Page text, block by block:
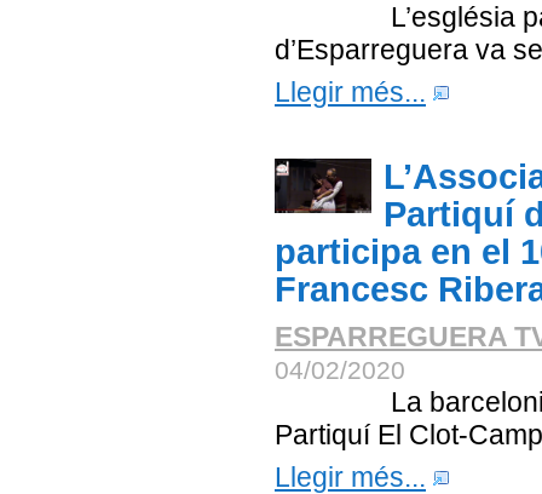
L’església
d’Esparreguera va
Llegir més...
Partiquí
participa en el
Francesc
ESPARREGUERA
04/02/2020
La barcelonina
Partiquí El Clot-
Llegir més...